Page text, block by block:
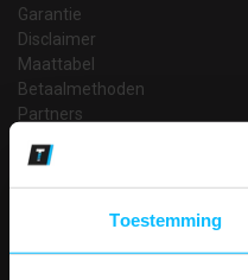
Toestemming
Garantie
Disclaimer
Maattabel
Betaalmethoden
Partners
Makkelijk shoppen
Gratis verzending in
Bedruk- en borduurservice